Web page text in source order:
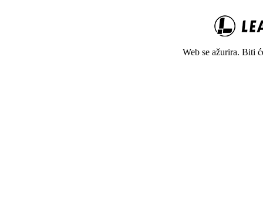
Web se ažurira. Biti